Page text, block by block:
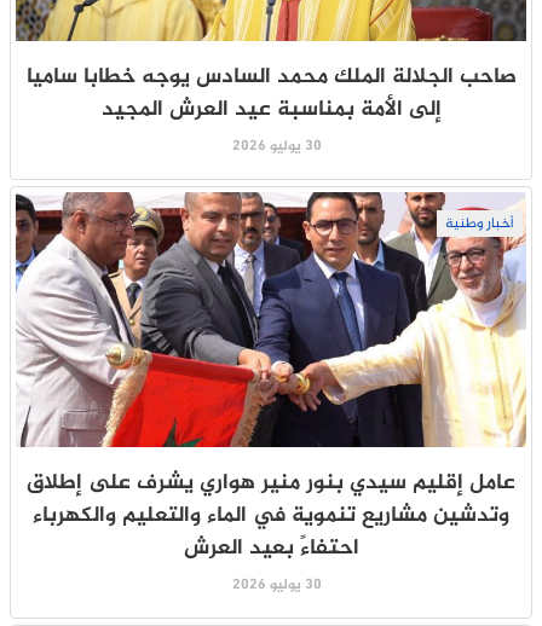
صاحب الجلالة الملك محمد السادس يوجه خطابا ساميا
إلى الأمة بمناسبة عيد العرش المجيد
30 يوليو 2026
أخبار وطنية
عامل إقليم سيدي بنور منير هواري يشرف على إطلاق
وتدشين مشاريع تنموية في الماء والتعليم والكهرباء
احتفاءً بعيد العرش
30 يوليو 2026